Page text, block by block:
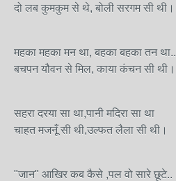
दो लब कुमकुम से थे, बोली सरगम सी थी।
महका महका मन था, बहका बहका तन था..
बचपन यौवन से मिल, काया कंचन सी थी।
सहरा दरया सा था,पानी मदिरा सा था
चाहत मजनूँ सी थी,उल्फत लैला सी थी।
"जान" आखिर कब कैसे ,पल वो सारे छूटे..